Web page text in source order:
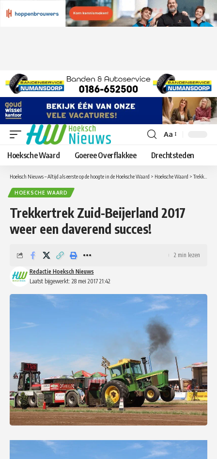
Lettergrootte
aanpassen
Aa
Hoeksche Waard Goeree Overflakkee Drechtsteden
Hoeksch Nieuws – Altijd als eerste op de hoogte in de Hoeksche Waard > Hoeksche Waard >Trekkertrek Zuid-Beijerland 2017 weer een daverend succes!
HOEKSCHE WAARD
Trekkertrek Zuid-Beijerland 2017
weer een daverend succes!
Laatst bijgewerkt: 28 mei 2017 21:42
Redactie Hoeksch Nieuws
2 min lezen